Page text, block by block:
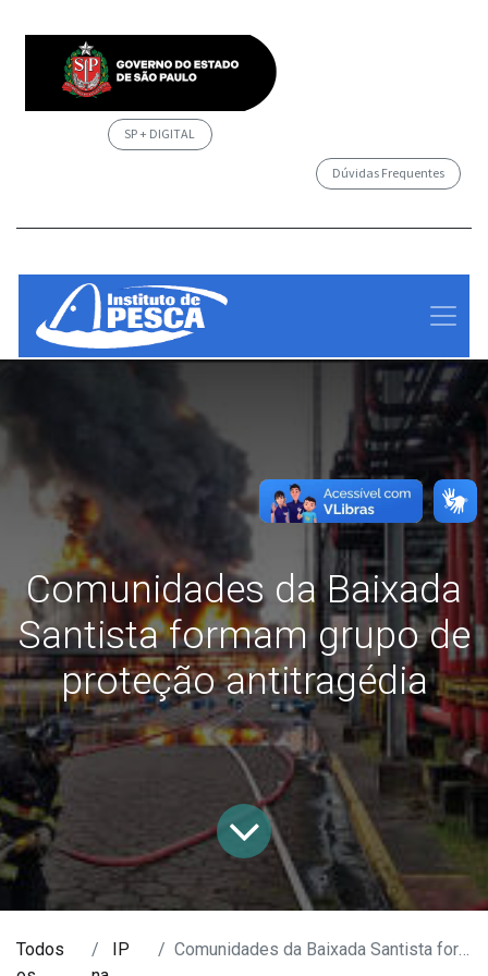
SP + DIGITAL
Dúvidas Frequentes
Comunidades da Baixada
Santista formam grupo de
proteção antitragédia
Todos
IP
Comunidades da Baixada Santista formam grupo de proteção antitragédia